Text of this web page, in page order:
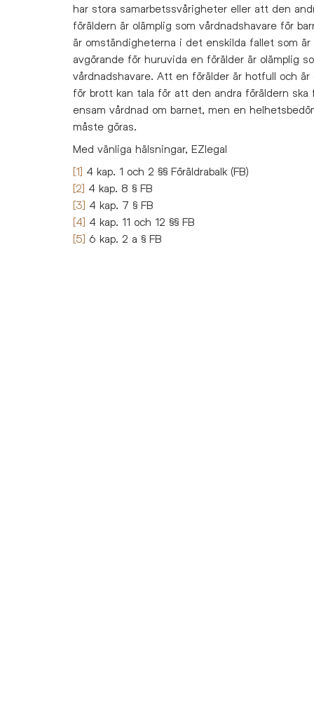
har stora samarbetssvårigheter eller att den
föräldern är olämplig som vårdnadshavare för
är omständigheterna i det enskilda fallet som är
avgörande för huruvida en förälder är olämplig
vårdnadshavare. Att en förälder är hotfull och är
för brott kan tala för att den andra föräldern ska
ensam vårdnad om barnet, men en
måste göras.
Med vänliga hälsningar, EZlegal
[1] 4 kap. 1 och 2 §§ Föräldrabalk (FB)
[2] 4 kap. 8 § FB
[3] 4 kap. 7 § FB
[4] 4 kap. 11 och 12 §§ FB
[5] 6 kap. 2 a § FB